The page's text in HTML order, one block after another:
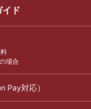
イド
場合
Pay対応）